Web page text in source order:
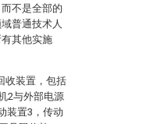
不是全部的
普通技术人
其他实施
收装置，包括
2与外部电源
装置3，传动